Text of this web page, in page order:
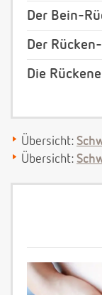
Der Bein-
Der
Die
Übersicht:
Übersicht: